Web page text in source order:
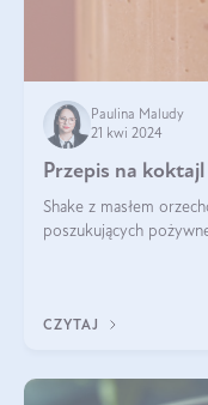
Paulina Maludy
21 kwi 2024
Przepis na
Shake z masłem
poszukujących
CZYTAJ